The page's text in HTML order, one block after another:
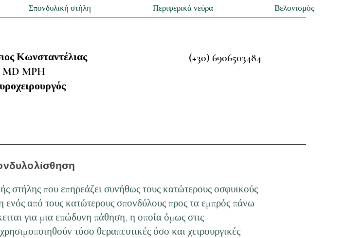
Σπονδυλική στήλη Περιφερικά νεύρα Βελονισμός
Κωνσταντέλιας
MD MPH
(+30) 6906503484
στήλης που επηρεάζει συνήθως τους κατώτερους οσφυικούς
από τους κατώτερους σπονδύλους προς τα εμπρός πάνω
για μια επώδυνη πάθηση, η οποία όμως στις
τόσο θεραπευτικές όσο και χειρουργικές